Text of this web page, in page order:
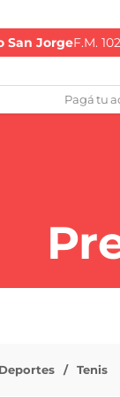
San JorgeF.M.
Pagá tu
Deportes Tenis